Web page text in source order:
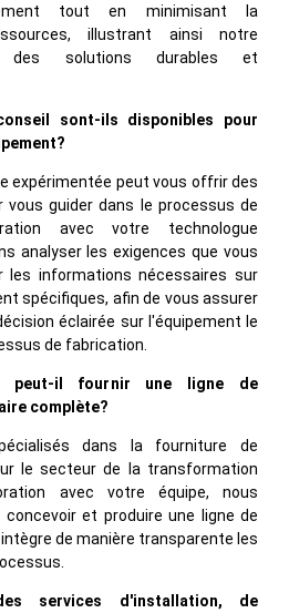
tout en minimisant la
illustrant ainsi notre
des solutions durables et
sont-ils disponibles pour
expérimentée peut vous offrir des
vous guider dans le processus de
avec votre technologue
analyser les exigences que vous
les informations nécessaires sur
spécifiques, afin de vous assurer
éclairée sur l'équipement le
de fabrication.
peut-il fournir une ligne de
complète?
dans la fourniture de
le secteur de la transformation
avec votre équipe, nous
concevoir et produire une ligne de
de manière transparente les
services d'installation, de